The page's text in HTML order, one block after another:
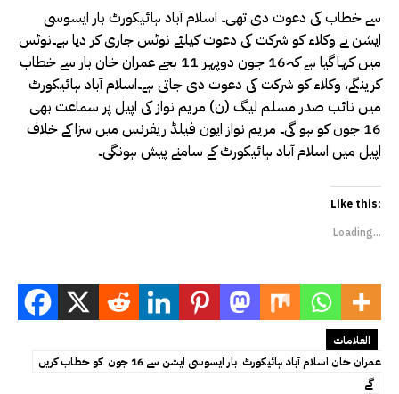
سے خطاب کی دعوت دی تھی۔ اسلام آباد ہائیکورٹ بار ایسوسی
ایشن نے وکلاء کو شرکت کی دعوت کیلئے نوٹس جاری کر دیا ہے۔نوٹس
میں کہا گیا ہے کہ16 جون دوپہر 11 بجے عمران خان بار سے خطاب
کرینگے، وکلاء کو شرکت کی دعوت دی جاتی ہے۔اسلام آباد ہائیکورٹ
میں نائب صدر مسلم لیگ (ن) مریم نواز کی اپیل پر سماعت بھی
16 جون کو ہو گی۔ مریم نواز ایون فیلڈ ریفرنس میں سزا کے خلاف
اپیل میں اسلام آباد ہائیکورٹ کے سامنے پیش ہونگی۔
Like this:
Loading...
العلامات
عمران خان اسلام آباد ہائیکورٹ بار ایسوسی ایشن سے 16 جون کو خطاب کریں
گے